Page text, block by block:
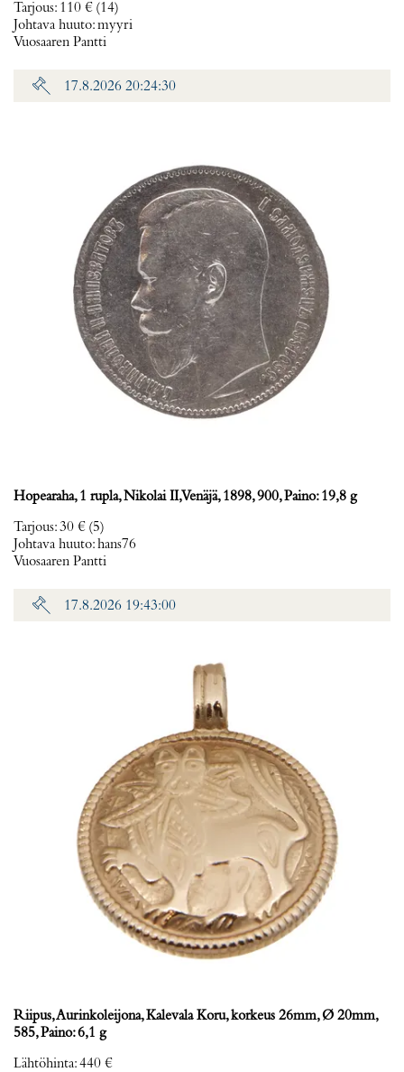
Tarjous: 110 € (14)
Johtava huuto:myyri
Vuosaaren Pantti
17.8.2026 20:24:30
Hopearaha, 1 rupla, Nikolai II, Venäjä, 1898, 900, Paino: 19,8 g
Tarjous:30 € (5)
Johtava huuto:hans76
Vuosaaren Pantti
17.8.2026 19:43:00
Riipus, Aurinkoleijona, Kalevala Koru, korkeus 26mm, Ø 20mm,
585, Paino: 6,1 g
Lähtöhinta:440 €